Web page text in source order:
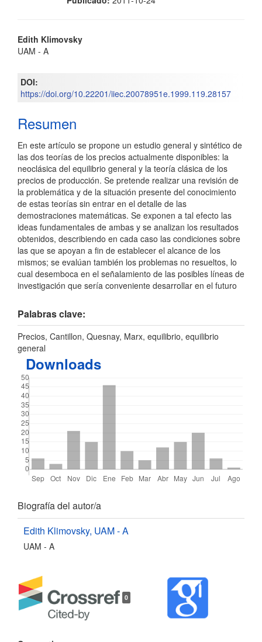
Contenido
del
artículo
Edith Klimovsky
UAM - A
DOI:
https://doi.org/10.22201/iiec.20078951e.1999.119.28157
Resumen
En este artículo se propone un estudio general y sintético de
las dos teorías de los precios actualmente disponibles: la
neoclásica del equilibrio general y la teoría clásica de los
precios de producción. Se pretende realizar una revisión de
la problemática y de la situación presente del conocimiento
de estas teorías sin entrar en el detalle de las
demostraciones matemáticas. Se exponen a tal efecto las
ideas fundamentales de ambas y se analizan los resultados
obtenidos, describiendo en cada caso las condiciones sobre
las que se apoyan a fin de establecer el alcance de los
mismos; se evalúan también los problemas no resueltos, lo
cual desemboca en el señalamiento de las posibles líneas de
investigación que sería conveniente desarrollar en el futuro
Palabras clave:
Precios, Cantillon, Quesnay, Marx, equilibrio, equilibrio
general
Downloads
Detalles
del
artículo
Biografía del autor/a
Edith Klimovsky, UAM - A
UAM - A
0